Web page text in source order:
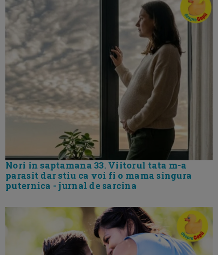
Nori in saptamana 33. Viitorul tata m-a
parasit dar stiu ca voi fi o mama singura
puternica - jurnal de sarcina